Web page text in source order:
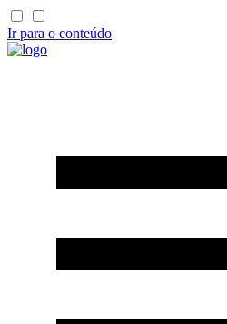
Ir para o conteúdo